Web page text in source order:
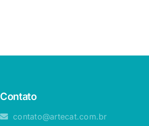
Contato
contato@artecat.com.br